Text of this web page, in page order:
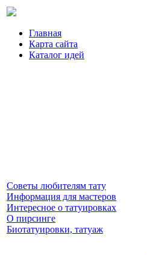
Главная
Карта сайта
Каталог идей
Советы любителям тату
Информация для мастеров
Интересное о татуировках
О пирсинге
Биотатуировки, татуаж